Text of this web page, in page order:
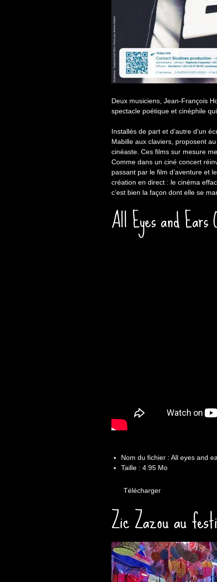
Deux musiciens, Jean-François
spectacle poétique et cinéphile
Installés de part et d’autre d’un
Mabille aux claviers, proposent
cinéaste. Ces films sur mesure
Comme dans un ciné concert
passant par le film d’aventure et
création en direct : le cinéma
c’est bien la façon dont elle se
All Eyes and
Nom du fichier : All eyes and
Taille : 4.95 Mo
Télécharger
Zic Zazou au